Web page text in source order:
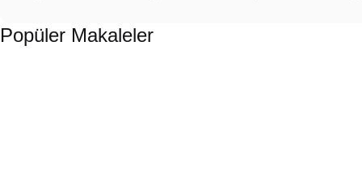
Popüler Makaleler